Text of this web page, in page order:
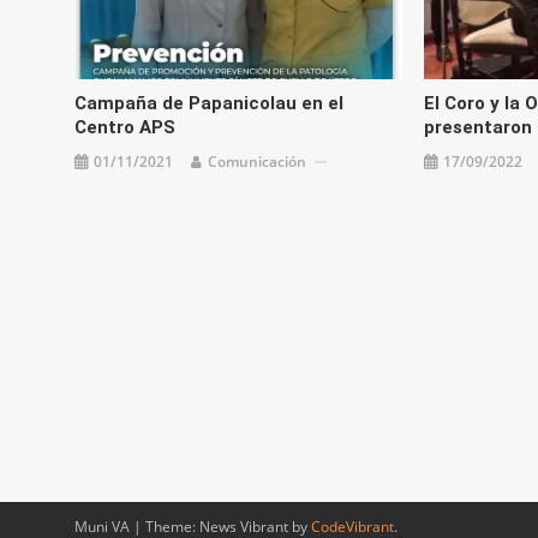
Campaña de Papanicolau en el
Centro APS
01/11/2021 Comunicación
El Coro y la
presentaron
17/09/2022
Muni VA | Theme: News Vibrant byCodeVibrant.